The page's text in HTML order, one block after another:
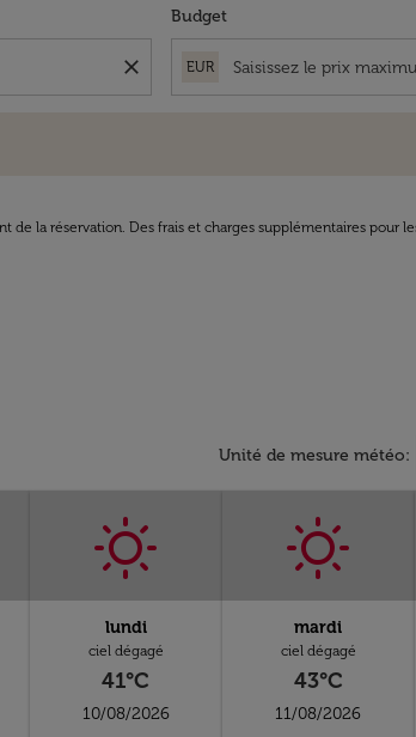
close
Budget
EUR
la réservation. Des frais et charges supplémentaires pour
Unité de mesure météo:
lundi
ciel dégagé
41°C
10/08/2026
mardi
ciel dégagé
43°C
11/08/2026